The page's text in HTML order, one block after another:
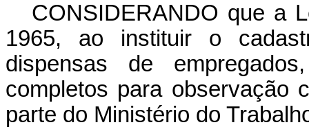
CONSIDERANDO que a
1965, ao instituir o
dispensas de
completos para observação
parte do Ministério do